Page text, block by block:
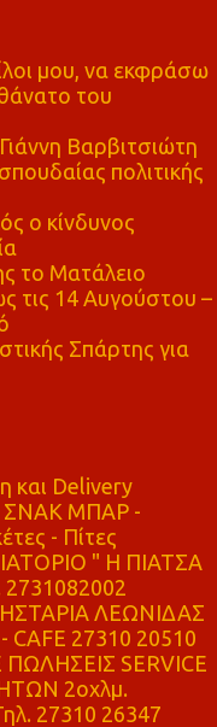
μου, να εκφράσω
του
Βαρβιτσιώτη
πολιτικής
ο κίνδυνος
το Ματάλειο
τις 14 Αυγούστου –
Σπάρτης για
και Delivery
ΣΝΑΚ ΜΠΑΡ -
- Πίτες
" Η ΠΙΑΤΣΑ
ΛΕΩΝΙΔΑΣ
27310 20510
SERVICE
2οχλμ.
27310 26347